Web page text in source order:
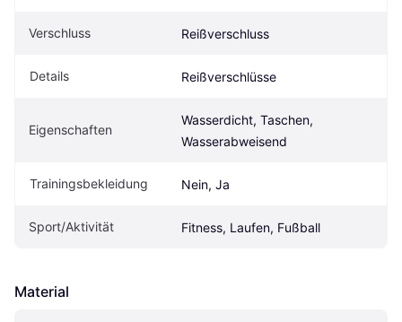
Verschluss Reißverschluss
Details Reißverschlüsse
Eigenschaften
Wasserdicht, Taschen,
Wasserabweisend
Trainingsbekleidung Nein, Ja
Sport/Aktivität Fitness, Laufen, Fußball
Material